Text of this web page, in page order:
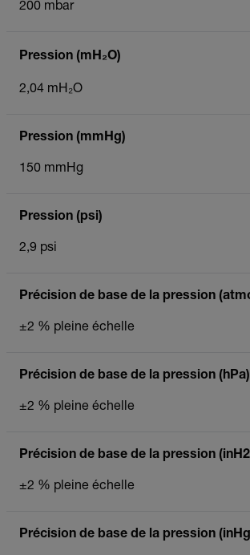
200 mbar
Pression (mH₂O)
2,04 mH₂O
Pression (mmHg)
150 mmHg
Pression (psi)
2,9 psi
Précision de base de la pression
±2 % pleine échelle
Précision de base de la pression (hPa)
±2 % pleine échelle
Précision de base de la pression
±2 % pleine échelle
Précision de base de la pression